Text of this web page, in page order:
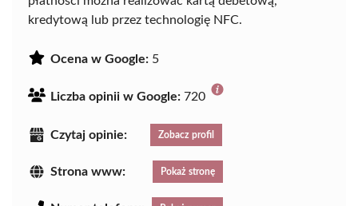
kredytową lub przez technologię NFC.
Ocena w Google: 5
Liczba opinii w Google: 720
Czytaj opinie: Zobacz profil
Strona www: Pokaż stronę